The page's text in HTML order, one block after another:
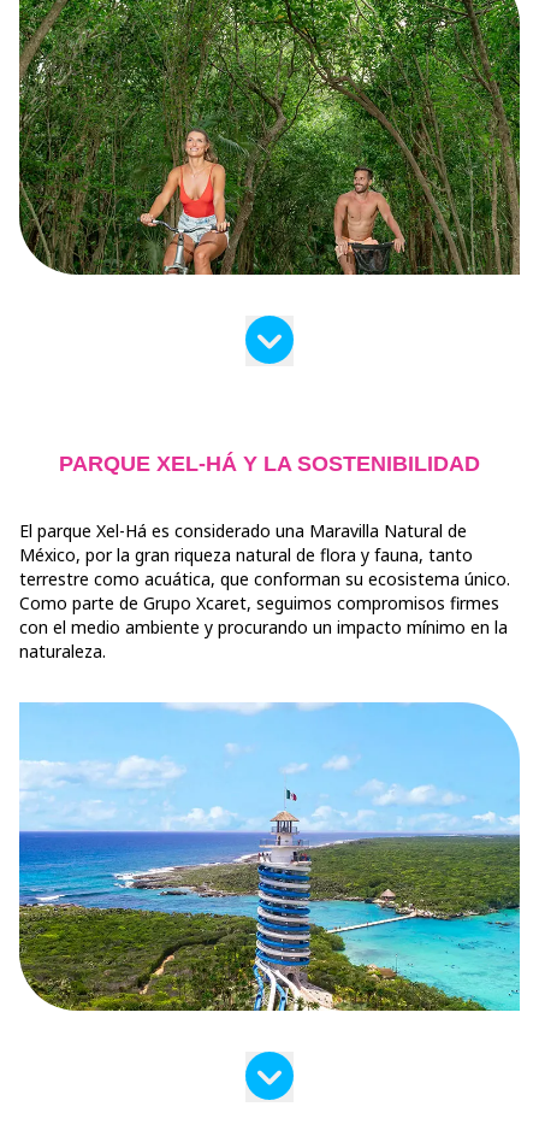
PARQUE XEL-HÁ Y LA SOSTENIBILIDAD
El parque Xel-Há es considerado una Maravilla Natural de
México, por la gran riqueza natural de flora y fauna, tanto
terrestre como acuática, que conforman su ecosistema único.
Como parte de Grupo Xcaret, seguimos compromisos firmes
con el medio ambiente y procurando un impacto mínimo en la
naturaleza.